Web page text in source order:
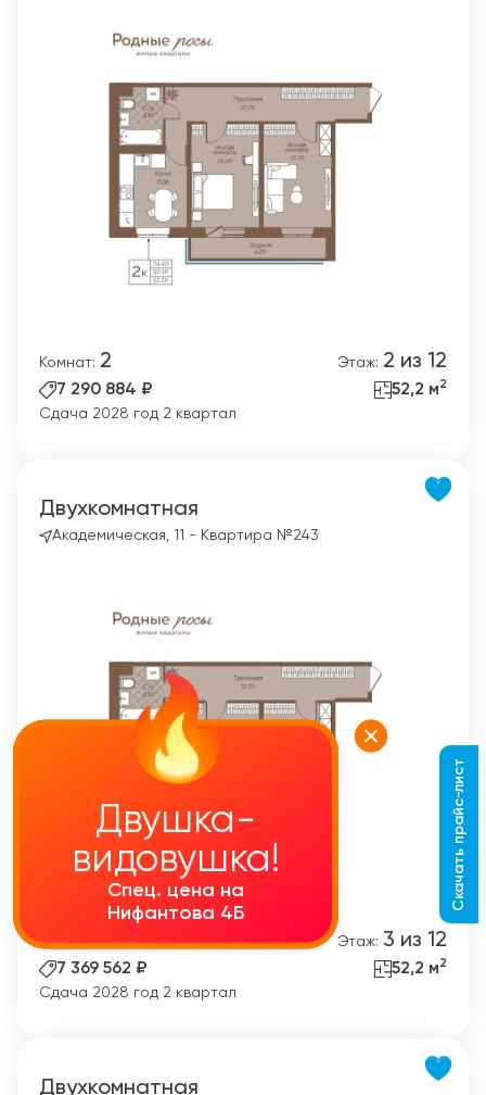
Комнат: 2 Этаж: 2 из 12
7 290 884 ₽ 52,2 м2
Сдача 2028 год 2 квартал
Двухкомнатная
Академическая, 11 - Квартира №243
Комнат:2 Этаж: 3 из 12
7 369 562 ₽ 52,2 м2
Сдача 2028 год 2 квартал
Двухкомнатная
Скачать прайс-лист
Двушка-
видовушка!
Спец. цена на
Нифантова 4Б
Двушка-
видовушка!
Спец. цена на
Нифантова 4Б